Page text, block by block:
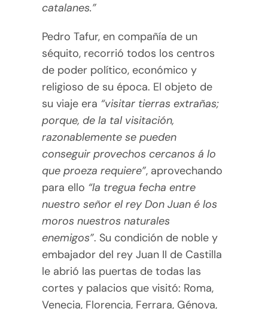
catalanes.”
Pedro Tafur, en compañía de un
séquito, recorrió todos los centros
de poder político, económico y
religioso de su época. El objeto de
su viaje era “visitar tierras extrañas;
porque, de la tal visitación,
razonablemente se pueden
conseguir provechos cercanos á lo
que proeza requiere”, aprovechando
para ello “la tregua fecha entre
nuestro señor el rey Don Juan é los
moros nuestros naturales
enemigos”. Su condición de noble y
embajador del rey Juan II de Castilla
le abrió las puertas de todas las
cortes y palacios que visitó: Roma,
Venecia, Florencia, Ferrara, Génova,